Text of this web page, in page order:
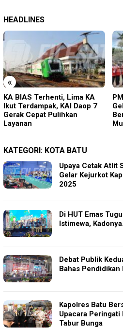
HEADLINES
«
PMR Wira SMKN 1 Jember
Gelar ABHINAYA 2026, Ajang
Bergengsi Cetak Relawan
Muda Berprestasi
KATEGORI: KOTA BATU
Upaya Cetak Atlit
Gelar Kejurkot
2025
Di HUT Emas
Istimewa,
Debat Publik
Bahas Pendidikan
Kapolres Batu
Upacara Peringati
Tabur Bunga